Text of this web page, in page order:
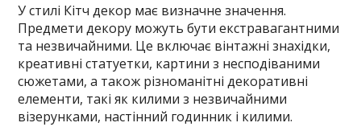
У стилі Кітч декор має визначне значення.
Предмети декору можуть бути екстравагантними
та незвичайними. Це включає вінтажні знахідки,
креативні статуетки, картини з несподіваними
сюжетами, а також різноманітні декоративні
елементи, такі як килими з незвичайними
візерунками, настінний годинник і килими.